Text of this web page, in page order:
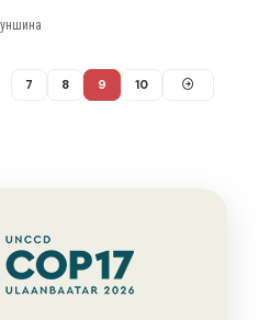
7 8 9 10